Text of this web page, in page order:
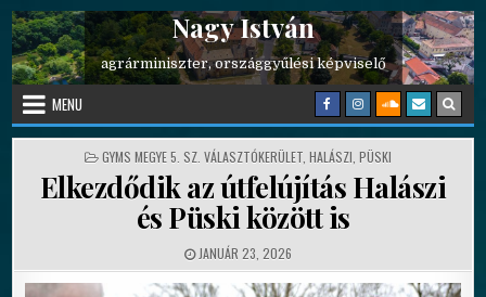
Skip to content Nagy István
agrárminiszter, országgyűlési képviselő
MENU
POSTED IN
GYMS MEGYE 5. SZ. VÁLASZTÓKERÜLET, HALÁSZI PÜSKI
Elkezdődik az útfelújítás Halászi
és Püski között is
PUBLISHED DATE:
JANUÁR 23, 2026